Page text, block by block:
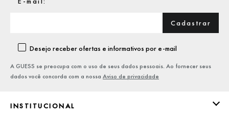
INSTITUCIONAL
Cadastrar
Desejo receber ofertas e informativos por e-mail
A GUESS se preocupa com o uso de seus dados pessoais. Ao fornecer seus
dados você concorda com a nossa Aviso de privacidade